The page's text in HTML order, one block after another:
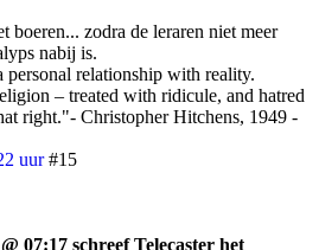
boeren... zodra de leraren niet meer
nabij is.
relationship with reality.
– treated with ridicule, and hatred
right."- Christopher Hitchens, 1949 -
uur #15
07:17 schreef Telecaster het